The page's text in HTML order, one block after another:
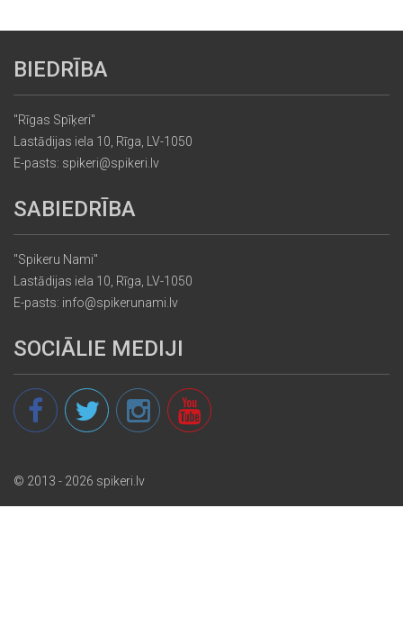
BIEDRĪBA
"Rīgas Spīķeri"
Lastādijas iela 10, Rīga, LV-1050
E-pasts: spikeri@spikeri.lv
SABIEDRĪBA
"Spikeru Nami"
Lastādijas iela 10, Rīga, LV-1050
E-pasts: info@spikerunami.lv
SOCIĀLIE MEDIJI
© 2013 - 2026 spikeri.lv